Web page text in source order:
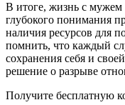
В итоге, жизнь с мужем
глубокого понимания
наличия ресурсов для
помнить, что каждый
сохранения себя и
решение о разрыве
Получите бесплатную